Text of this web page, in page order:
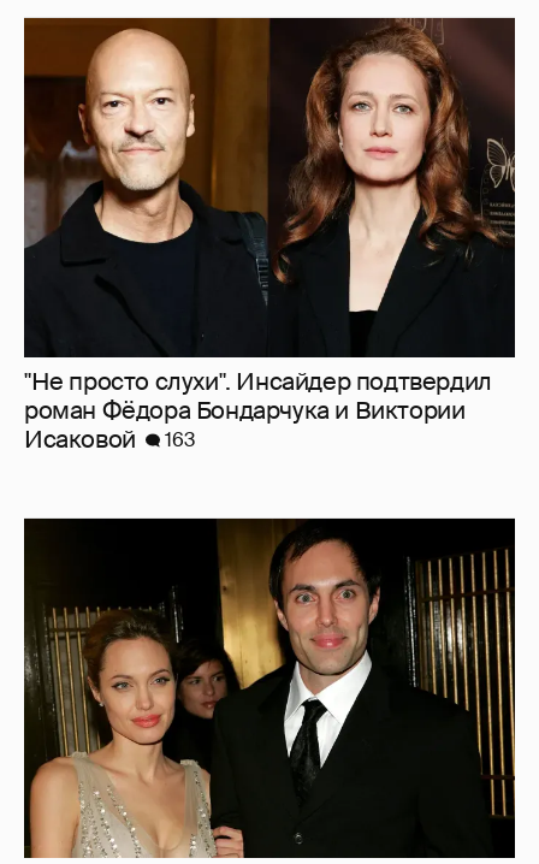
"Не просто слухи". Инсайдер подтвердил
роман Фёдора Бондарчука и Виктории
Исаковой
163